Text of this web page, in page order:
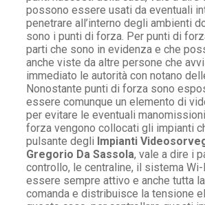
possono essere usati da eventuali
penetrare all’interno degli ambienti
sono i punti di forza. Per punti di
parti che sono in evidenza e che
anche viste da altre persone che
immediato le autorità con notano
Nonostante punti di forza sono
essere comunque un elemento di
per evitare le eventuali
forza vengono collocati gli impianti
pulsante degli Impianti
Gregorio Da Sassola, vale a dire i
controllo, le centraline, il sistema
essere sempre attivo e anche tutta
comanda e distribuisce la tensione